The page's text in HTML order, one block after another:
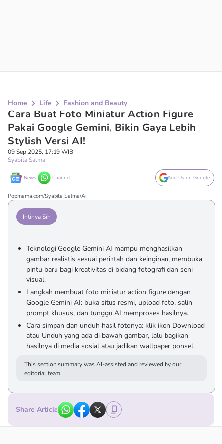
Home Life Fashion and Beauty
Cara Buat Foto Miniatur Action Figure
Pakai Google Gemini, Bikin Gaya Lebih
Stylish Versi AI!
09 Sep 2025, 17:19 WIB
Syabita Salma
News Channel Add Us on Google
Popmama.com/Syabita Salma/Ai
Intinya Sih
Teknologi Google Gemini AI mampu menghasilkan
gambar realistis sesuai perintah dan keinginan, membuka
pintu baru bagi kreativitas di bidang fotografi dan seni
visual.
Langkah membuat foto miniatur action figure dengan
Google Gemini AI: buka situs resmi, upload foto, salin
prompt khusus, dan tunggu AI memproses hasilnya.
Cara simpan dan unduh hasil fotonya: klik ikon Download
atau Unduh yang ada di bawah gambar, lalu bagikan
hasilnya di media sosial atau jadikan wallpaper ponsel.
This section summary was AI-assisted and reviewed by our
editorial team.
Share Article